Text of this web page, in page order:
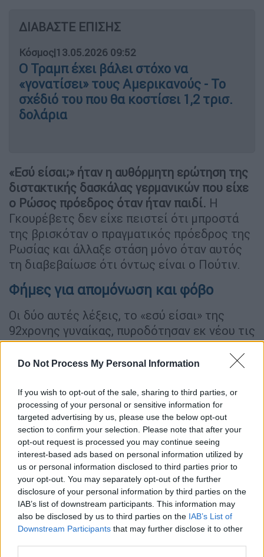
Do Not Process My Personal Information
If you wish to opt-out of the sale, sharing to third parties, or
processing of your personal or sensitive information for
targeted advertising by us, please use the below opt-out
section to confirm your selection. Please note that after your
opt-out request is processed you may continue seeing
interest-based ads based on personal information utilized by
us or personal information disclosed to third parties prior to
your opt-out. You may separately opt-out of the further
disclosure of your personal information by third parties on the
IAB’s list of downstream participants. This information may
also be disclosed by us to third parties on the IAB’s List of
Downstream Participants that may further disclose it to other
ΔΙΑΒΑΣΤΕ ΕΠΙΣΗΣ
Κόσμος|13.05.2026 09:52
Ο Τραμπ έχει βάλει στόχο να
«γονατίσει» τους Αμερικανούς - Το
σχέδιό του που θα κοστίσει 1,2 τρισ.
δολάρια
«Εσύ είσαι;» ήταν η αυθόρμητη ερώτηση της
διστακτικής δασκάλας γερμανικών που είχε
ο Ρώσος πρόεδρος όταν ήταν παιδί. Η
Γκουρέβετς δεν είχε πειστεί ότι μπροστά
της βρισκόταν ο πραγματικός πρόεδρος της
Ρωσίας και άλλαξε στάση μόνο όταν αυτός
τη διαβεβαίωσε ότι όντως είναι ο Πούτιν.
Φήμες για απομόνωση και φόβο
Οι δύο αυτές λέξεις, το «εσύ είσαι» της
92χρονης γυναίκας, πυροδότησαν εκ νέου τις
φήμες σχετικά με το αν ο Πούτιν
χρησιμοποιεί σωσίες.Δεν έχουν περάσει
δημοσιοποίηση πληροφοριών που θέλουν
τον Ρώσο πρόεδρο να φοβάται πολύ για τη
ζωή του και να περνά μεγάλο μέρος της σε
καταφύγια, όπως επίσης να φοβάται και
πιθανό πραξικόπημα από πολιτικούς του
αντιπάλους .
Στις 4 Μαΐου, το CNN έγραφε ότι ο
Βλαντίμιρ Πούτιν νιώθει απειλή και το
Κρεμλίνοέχει αυξήσει δραματικά την
ασφάλεια γύρω από τον Βλαντίμιρ Πούτιν,